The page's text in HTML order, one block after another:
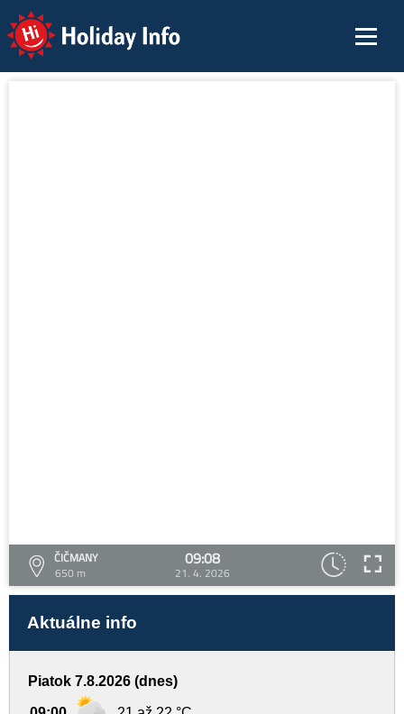
Holiday Info
ČIČMANY
650 m
09:08
21. 4. 2026
Aktuálne info
Piatok 7.8.2026 (dnes)